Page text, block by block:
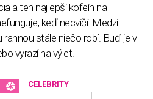
a ten najlepší kofeín na
keď necvičí. Medzi
stále niečo robí. Buď je v
vyrazí na výlet.
CELEBRITY